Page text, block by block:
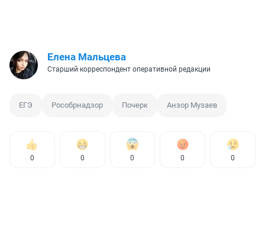
Елена Мальцева
Старший корреспондент оперативной редакции
ЕГЭ Рособрнадзор Почерк Анзор Музаев
0 0 0 0 0